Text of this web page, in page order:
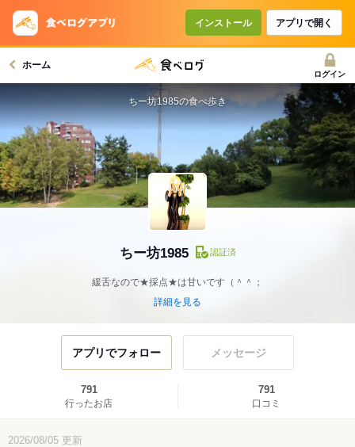
インストール アプリで開く
ホーム
ログイン
ちー坊1985 認証済
緩舌なので★採点★は甘いです（＾＾；
詳細を見る
ちー坊1985の食べ歩き
アプリでフォロー メッセージ
791
行ったお店
791
口コミ
2026/08/05 更新